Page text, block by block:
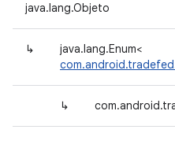
java.lang.Objeto
↳
java.lang.Enum<
↳